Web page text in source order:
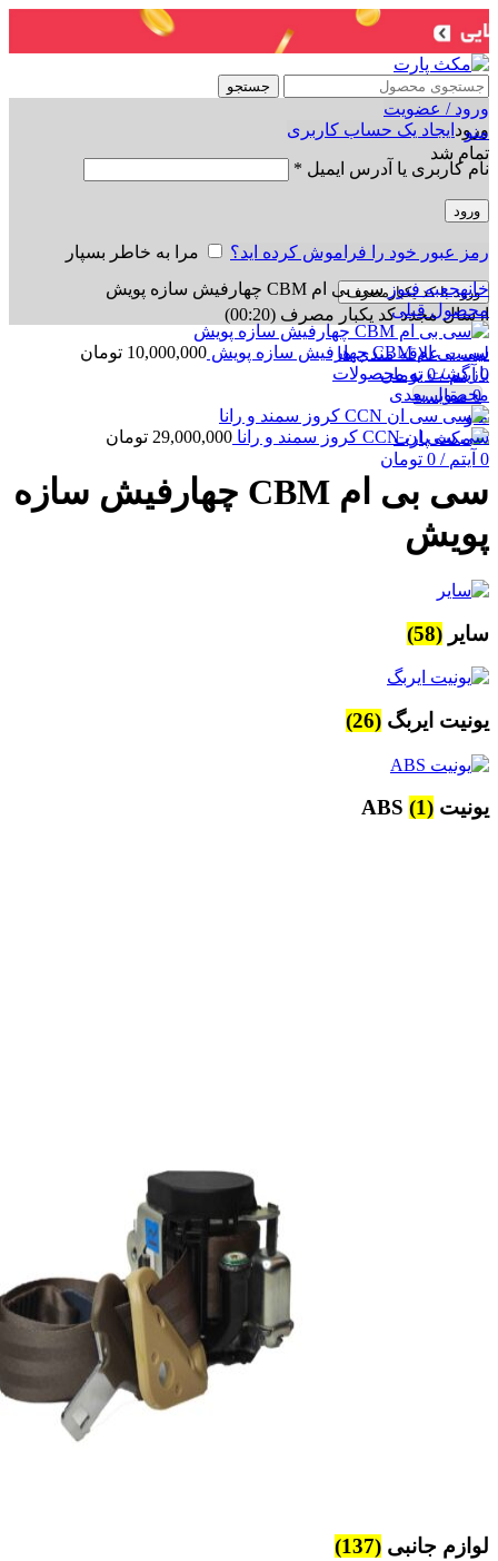
جستجو
ورود / عضویت
ورود ایجاد یک حساب کاربری
نام کاربری یا آدرس ایمیل *
ورود
رمز عبور خود را فراموش کرده اید؟ مرا به خاطر بسپار
ورود با کد یکبارمصرف
ارسال مجدد کد یکبار مصرف (00:
20
)
لیست علاقه مندی ها
0 آیتم /
0 تومان
0 مقایسه
منو
0 آیتم /
0 تومان
منو
تمام شد
برای بزرگنمایی کلیک کنید
خانهجعبه فیوز سی بی ام CBM چهارفیش سازه پویش
محصول قبلی
سی بی ام CBM چهارفیش سازه پویش 10,000,000 تومان
بازگشت به محصولات
محصول بعدی
سی سی ان CCN کروز سمند و رانا 29,000,000 تومان
سی بی ام CBM چهارفیش سازه
پویش
سایر (58)
یونیت ایربگ (26)
یونیت ABS (1)
لوازم جانبی (137)